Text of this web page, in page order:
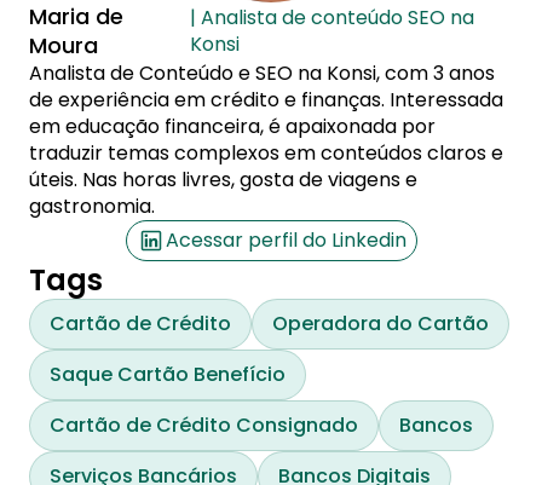
Maria de
Moura
| Analista de conteúdo SEO na
Konsi
Analista de Conteúdo e SEO na Konsi, com 3 anos
de experiência em crédito e finanças. Interessada
em educação financeira, é apaixonada por
traduzir temas complexos em conteúdos claros e
úteis. Nas horas livres, gosta de viagens e
gastronomia.
Acessar perfil do Linkedin
Tags
Cartão de Crédito
Operadora do Cartão
Saque Cartão Benefício
Cartão de Crédito Consignado
Bancos
Serviços Bancários
Bancos Digitais